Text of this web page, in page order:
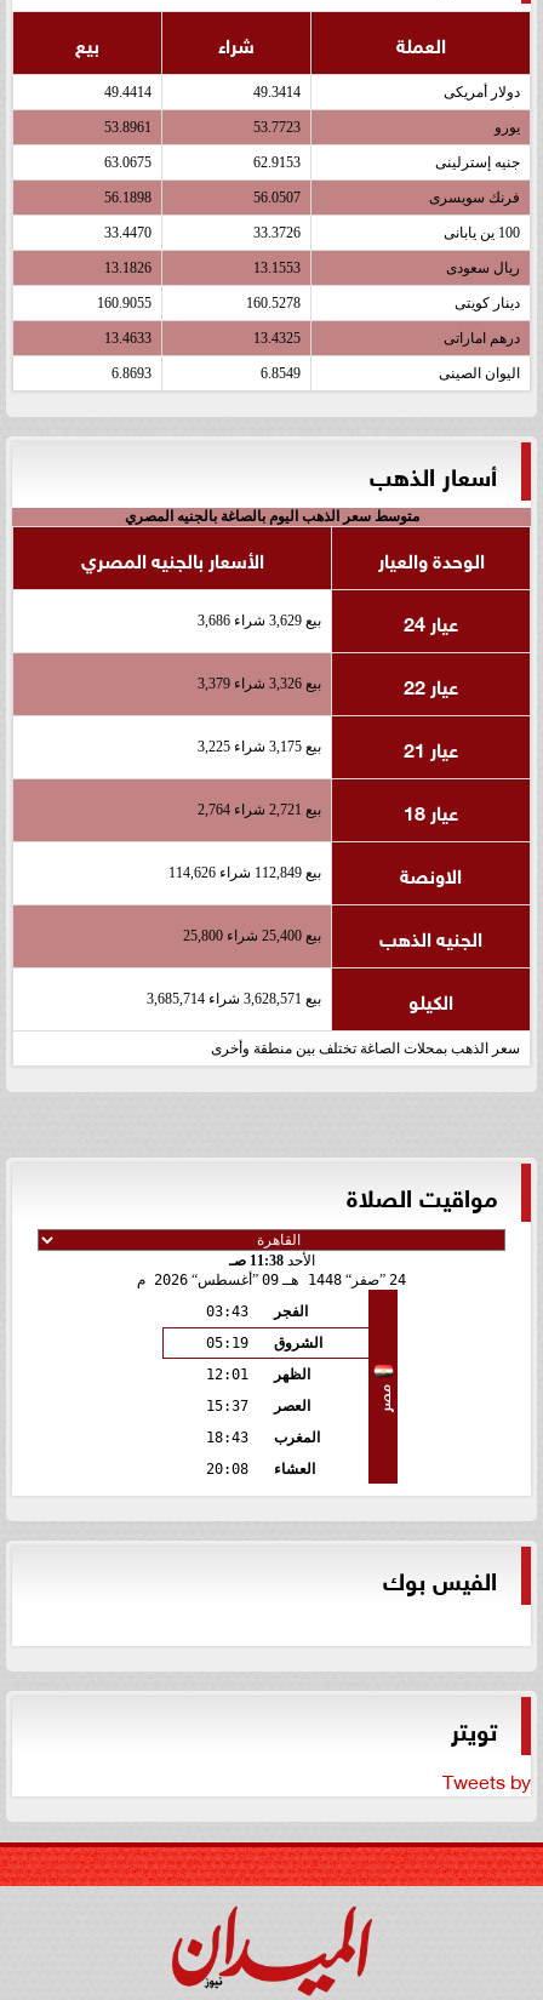
العملة شراء بيع
دولار أمريكى 49.3414
49.4414
يورو 53.7723
53.8961
جنيه إسترلينى 62.9153
63.0675
فرنك سويسرى 56.0507
56.1898
100 ين يابانى 33.3726
33.4470
ريال سعودى 13.1553
13.1826
دينار كويتى 160.5278
160.9055
درهم اماراتى 13.4325
13.4633
اليوان الصينى 6.8549
6.8693
أسعار الذهب
متوسط سعر الذهب اليوم بالصاغة بالجنيه المصري
الوحدة والعيار
الأسعار بالجنيه المصري
عيار 24
بيع 3,629 شراء 3,686
عيار 22 بيع 3,326 شراء 3,379
عيار 21 بيع 3,175 شراء 3,225
عيار 18 بيع 2,721 شراء 2,764
الاونصة بيع 112,849 شراء 114,626
الجنيه الذهب بيع 25,400 شراء 25,800
الكيلو بيع 3,628,571 شراء 3,685,714
سعر الذهب بمحلات الصاغة تختلف بين منطقة وأخرى
مواقيت الصلاة
الأحد11:38 صـ
24 صفر 1448 هـ 09 أغسطس 2026 م
مصر
الفجر
03:43
الشروق
05:19
الظهر
12:01
العصر
15:37
المغرب
18:43
العشاء
20:08
الفيس بوك
تويتر
Tweets by